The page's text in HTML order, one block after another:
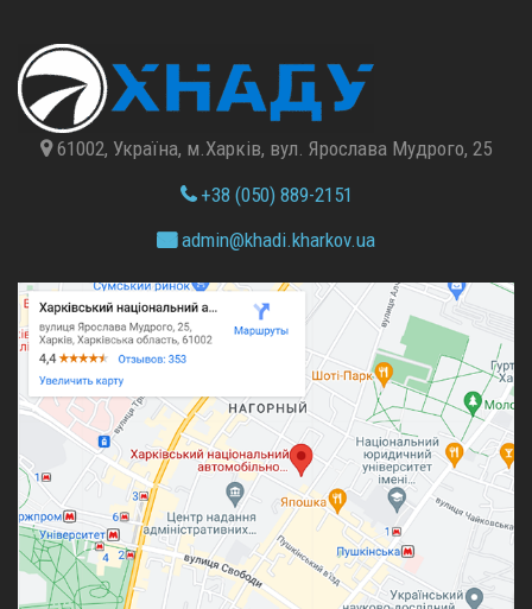
61002, Україна, м.Харків, вул. Ярослава Мудрого, 25
+38 (050) 889-2151
admin@khadi.kharkov.ua